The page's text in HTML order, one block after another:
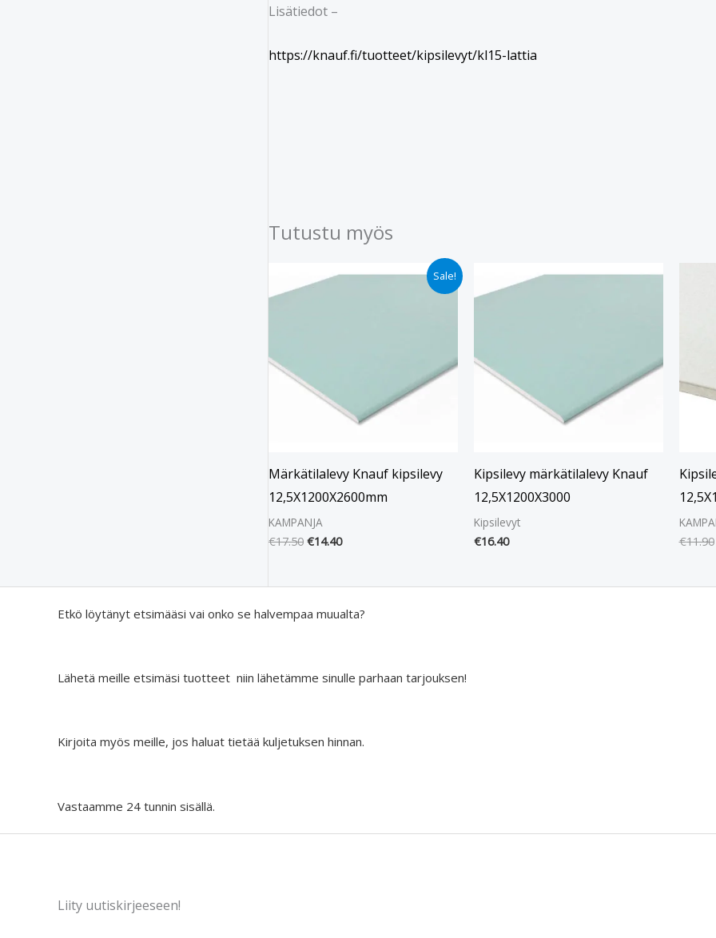
Lisätiedot –
https://knauf.fi/tuotteet/kipsilevyt/kl15-lattia
Tutustu myös
Sale!
Märkätilalevy Knauf kipsilevy
12,5X1200X2600mm
KAMPANJA
€17.50
hinta
€14.40
Kipsilevy märkätilalevy Knauf
12,5X1200X3000
Kipsilevyt
€16.40
€11.90
Etkö löytänyt etsimääsi vai onko se halvempaa muualta?
Lähetä meille etsimäsi tuotteet niin lähetämme sinulle parhaan tarjouksen!
Kirjoita myös meille, jos haluat tietää kuljetuksen hinnan.
Vastaamme 24 tunnin sisällä.
Liity uutiskirjeeseen!